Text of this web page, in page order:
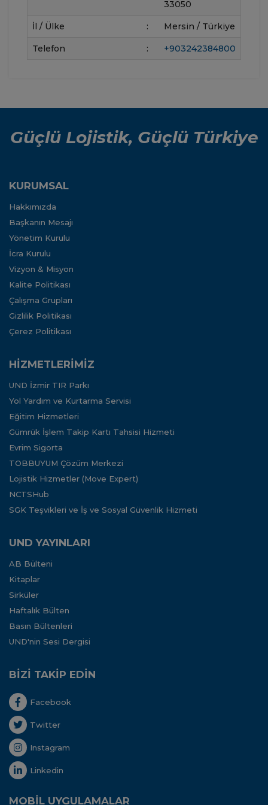
33050
İl / Ülke : Mersin / Türkiye
Telefon : +903242384800
Güçlü Lojistik, Güçlü Türkiye
KURUMSAL
Hakkımızda
Başkanın Mesajı
Yönetim Kurulu
İcra Kurulu
Vizyon & Misyon
Kalite Politikası
Çalışma Grupları
Gizlilik Politikası
Çerez Politikası
HİZMETLERİMİZ
UND İzmir TIR Parkı
Yol Yardım ve Kurtarma Servisi
Eğitim Hizmetleri
Gümrük İşlem Takip Kartı Tahsisi Hizmeti
Evrim Sigorta
TOBBUYUM Çözüm Merkezi
Lojistik Hizmetler (Move Expert)
NCTSHub
SGK Teşvikleri ve İş ve Sosyal Güvenlik Hizmeti
UND YAYINLARI
AB Bülteni
Kitaplar
Sirküler
Haftalık Bülten
Basın Bültenleri
UND'nin Sesi Dergisi
BİZİ TAKİP EDİN
Facebook
Twitter
Instagram
Linkedin
MOBİL UYGULAMALAR